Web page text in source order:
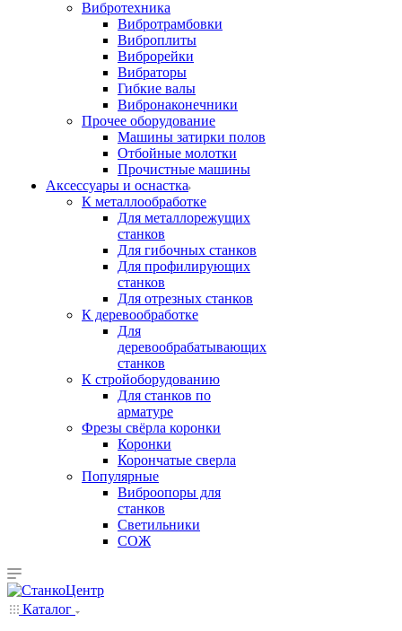
Вибротехника
Вибротрамбовки
Виброплиты
Виброрейки
Вибраторы
Гибкие валы
Вибронаконечники
Прочее оборудование
Машины затирки полов
Отбойные молотки
Прочистные машины
Аксeccyapы и оснастка
К металлообработке
Для металлорежущих
станков
Для гибочных станков
Для профилирующих
станков
Для отрезных станков
К деревообработке
Для
деревообрабатывающих
станков
К стройоборудованию
Для станков по
арматуре
Фрезы свёрла коронки
Коронки
Корончатые сверла
Популярные
Виброопоры для
станков
Светильники
СОЖ
Каталог